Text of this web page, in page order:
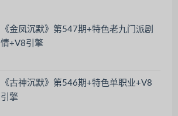
《金凤沉默》第547期+特色老九门派剧
情+V8引擎
《古神沉默》第546期+特色单职业+V8
引擎